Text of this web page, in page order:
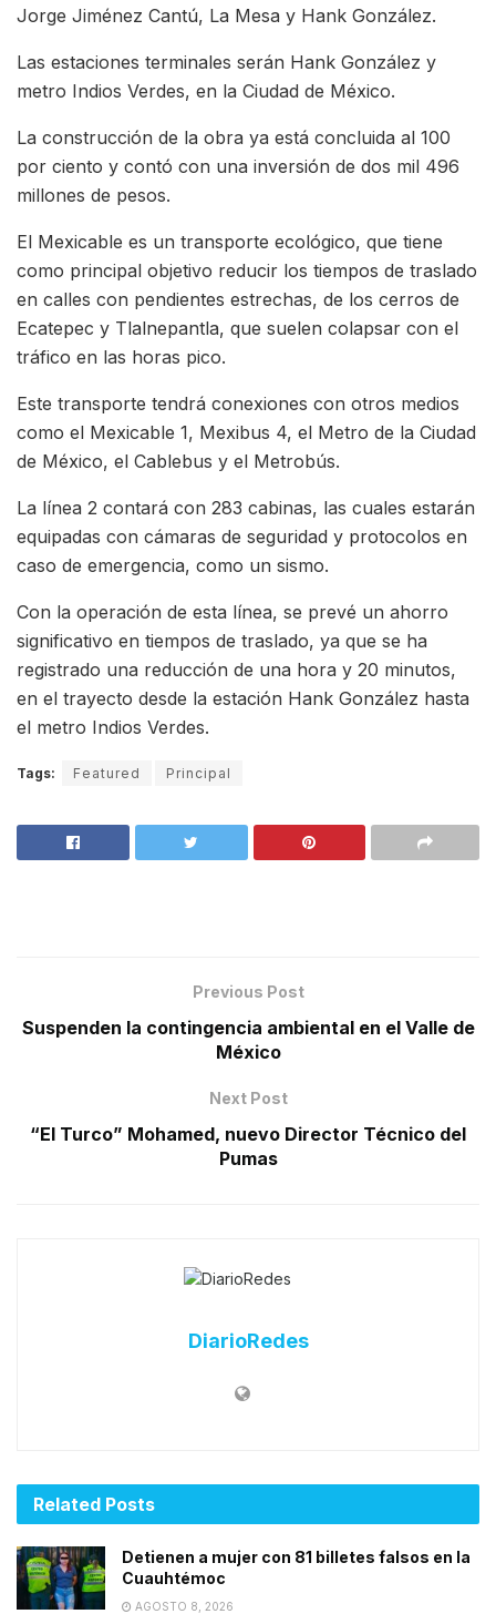
Jorge Jiménez Cantú, La Mesa y Hank González.
Las estaciones terminales serán Hank González y
metro Indios Verdes, en la Ciudad de México.
La construcción de la obra ya está concluida al 100
por ciento y contó con una inversión de dos mil 496
millones de pesos.
El Mexicable es un transporte ecológico, que tiene
como principal objetivo reducir los tiempos de traslado
en calles con pendientes estrechas, de los cerros de
Ecatepec y Tlalnepantla, que suelen colapsar con el
tráfico en las horas pico.
Este transporte tendrá conexiones con otros medios
como el Mexicable 1, Mexibus 4, el Metro de la Ciudad
de México, el Cablebus y el Metrobús.
La línea 2 contará con 283 cabinas, las cuales estarán
equipadas con cámaras de seguridad y protocolos en
caso de emergencia, como un sismo.
Con la operación de esta línea, se prevé un ahorro
significativo en tiempos de traslado, ya que se ha
registrado una reducción de una hora y 20 minutos,
en el trayecto desde la estación Hank González hasta
el metro Indios Verdes.
Tags: Featured Principal
Previous Post
Suspenden la contingencia ambiental en el Valle de
México
Next Post
“El Turco” Mohamed, nuevo Director Técnico del
Pumas
DiarioRedes
Related Posts
Detienen a mujer con 81 billetes falsos en la
Cuauhtémoc
AGOSTO 8, 2026